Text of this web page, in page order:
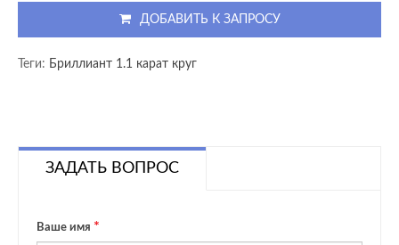
ДОБАВИТЬ К ЗАПРОСУ
Теги: Бриллиант 1.1 карат круг
ЗАДАТЬ ВОПРОС
Ваше имя